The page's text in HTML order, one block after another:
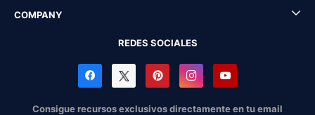
COMPANY
REDES SOCIALES
Consigue recursos exclusivos directamente en tu email